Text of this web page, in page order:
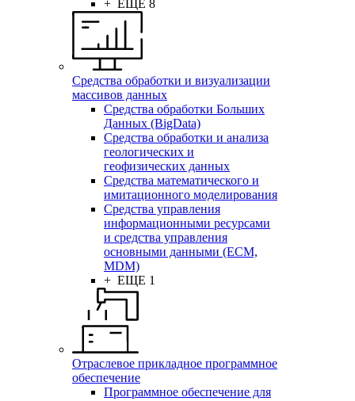
+ ЕЩЕ 8
Средства обработки и визуализации
массивов данных
Средства обработки Больших
Данных (BigData)
Средства обработки и анализа
геологических и
геофизических данных
Средства математического и
имитационного моделирования
Средства управления
информационными ресурсами
и средства управления
основными данными (ECM,
MDM)
+ ЕЩЕ 1
Отраслевое прикладное программное
обеспечение
Программное обеспечение для